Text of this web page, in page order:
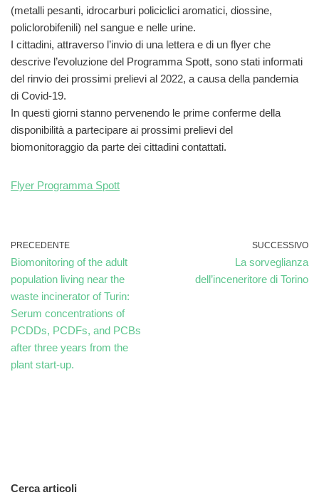
(metalli pesanti, idrocarburi policiclici aromatici, diossine,
policlorobifenili) nel sangue e nelle urine.
I cittadini, attraverso l’invio di una lettera e di un flyer che
descrive l’evoluzione del Programma Spott, sono stati informati
del rinvio dei prossimi prelievi al 2022, a causa della pandemia
di Covid-19.
In questi giorni stanno pervenendo le prime conferme della
disponibilità a partecipare ai prossimi prelievi del
biomonitoraggio da parte dei cittadini contattati.
Flyer Programma Spott
PRECEDENTE
Biomonitoring of the adult
population living near the
waste incinerator of Turin:
Serum concentrations of
PCDDs, PCDFs, and PCBs
after three years from the
plant start-up.
SUCCESSIVO
La sorveglianza
dell’inceneritore di Torino
Cerca articoli